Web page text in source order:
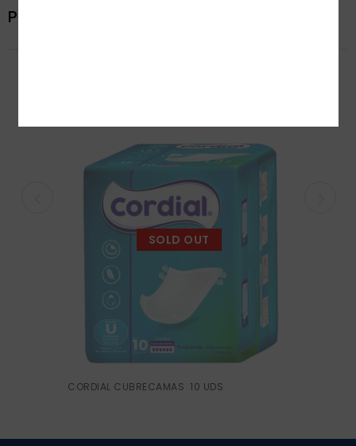
Productos relacionados
SOLD OUT
CORDIAL CUBRECAMAS 10 UDS